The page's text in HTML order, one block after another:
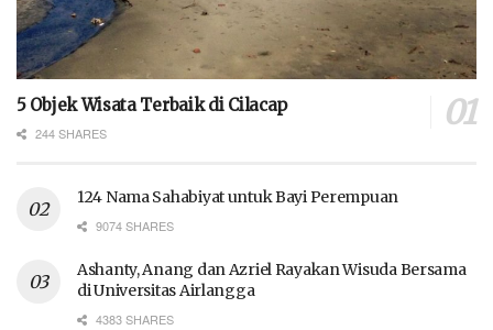
5 Objek Wisata Terbaik di Cilacap
244 SHARES
124 Nama Sahabiyat untuk Bayi Perempuan
9074 SHARES
Ashanty, Anang dan Azriel Rayakan Wisuda Bersama
di Universitas Airlangga
4383 SHARES